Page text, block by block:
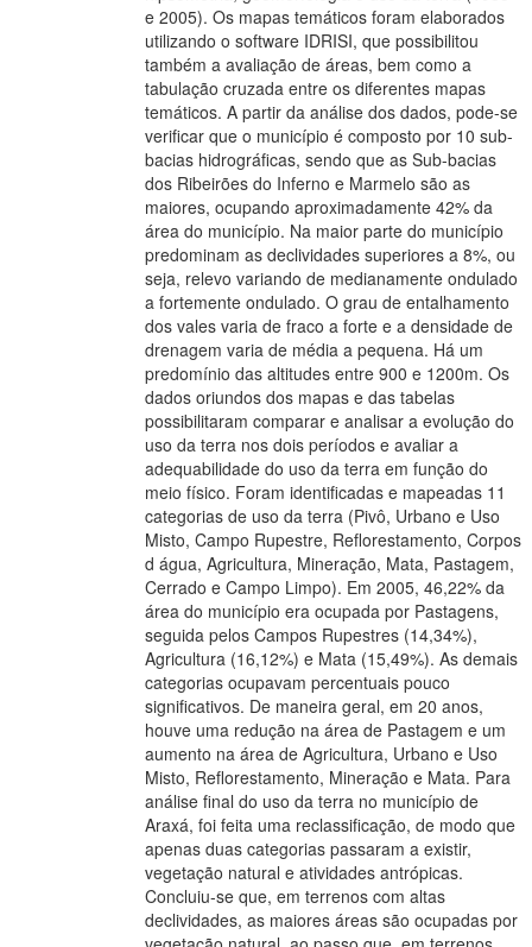
e 2005). Os mapas temáticos foram elaborados
utilizando o software IDRISI, que possibilitou
também a avaliação de áreas, bem como a
tabulação cruzada entre os diferentes mapas
temáticos. A partir da análise dos dados, pode-se
verificar que o município é composto por 10 sub-
bacias hidrográficas, sendo que as Sub-bacias
dos Ribeirões do Inferno e Marmelo são as
maiores, ocupando aproximadamente 42% da
área do município. Na maior parte do município
predominam as declividades superiores a 8%, ou
seja, relevo variando de medianamente ondulado
a fortemente ondulado. O grau de entalhamento
dos vales varia de fraco a forte e a densidade de
drenagem varia de média a pequena. Há um
predomínio das altitudes entre 900 e 1200m. Os
dados oriundos dos mapas e das tabelas
possibilitaram comparar e analisar a evolução do
uso da terra nos dois períodos e avaliar a
adequabilidade do uso da terra em função do
meio físico. Foram identificadas e mapeadas 11
categorias de uso da terra (Pivô, Urbano e Uso
Misto, Campo Rupestre, Reflorestamento, Corpos
d água, Agricultura, Mineração, Mata, Pastagem,
Cerrado e Campo Limpo). Em 2005, 46,22% da
área do município era ocupada por Pastagens,
seguida pelos Campos Rupestres (14,34%),
Agricultura (16,12%) e Mata (15,49%). As demais
categorias ocupavam percentuais pouco
significativos. De maneira geral, em 20 anos,
houve uma redução na área de Pastagem e um
aumento na área de Agricultura, Urbano e Uso
Misto, Reflorestamento, Mineração e Mata. Para
análise final do uso da terra no município de
Araxá, foi feita uma reclassificação, de modo que
apenas duas categorias passaram a existir,
vegetação natural e atividades antrópicas.
Concluiu-se que, em terrenos com altas
declividades, as maiores áreas são ocupadas por